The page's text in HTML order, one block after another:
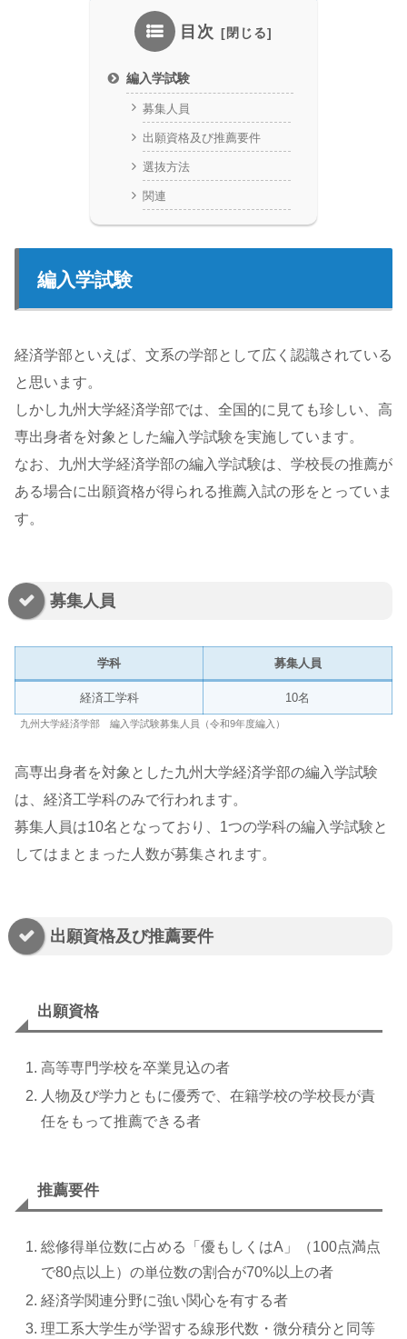
目次
編入学試験
募集人員
出願資格及び推薦要件
選抜方法
関連
編入学試験
経済学部といえば、文系の学部として広く認識されている
と思います。
しかし九州大学経済学部では、全国的に見ても珍しい、高
専出身者を対象とした編入学試験を実施しています。
なお、九州大学経済学部の編入学試験は、学校長の推薦が
ある場合に出願資格が得られる推薦入試の形をとっていま
す。
募集人員
学科 募集人員
経済工学科 10名
九州大学経済学部 編入学試験募集人員（令和9年度編入）
高専出身者を対象とした九州大学経済学部の編入学試験
は、経済工学科のみで行われます。
募集人員は10名となっており、1つの学科の編入学試験と
してはまとまった人数が募集されます。
出願資格及び推薦要件
出願資格
高等専門学校を卒業見込の者
人物及び学力ともに優秀で、在籍学校の学校長が責
任をもって推薦できる者
推薦要件
総修得単位数に占める「優もしくはA」（100点満点
で80点以上）の単位数の割合が70%以上の者
経済学関連分野に強い関心を有する者
理工系大学生が学習する線形代数・微分積分と同等